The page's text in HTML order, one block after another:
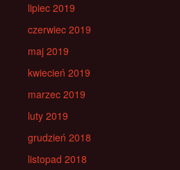
lipiec 2019
czerwiec 2019
maj 2019
kwiecień 2019
marzec 2019
luty 2019
grudzień 2018
listopad 2018